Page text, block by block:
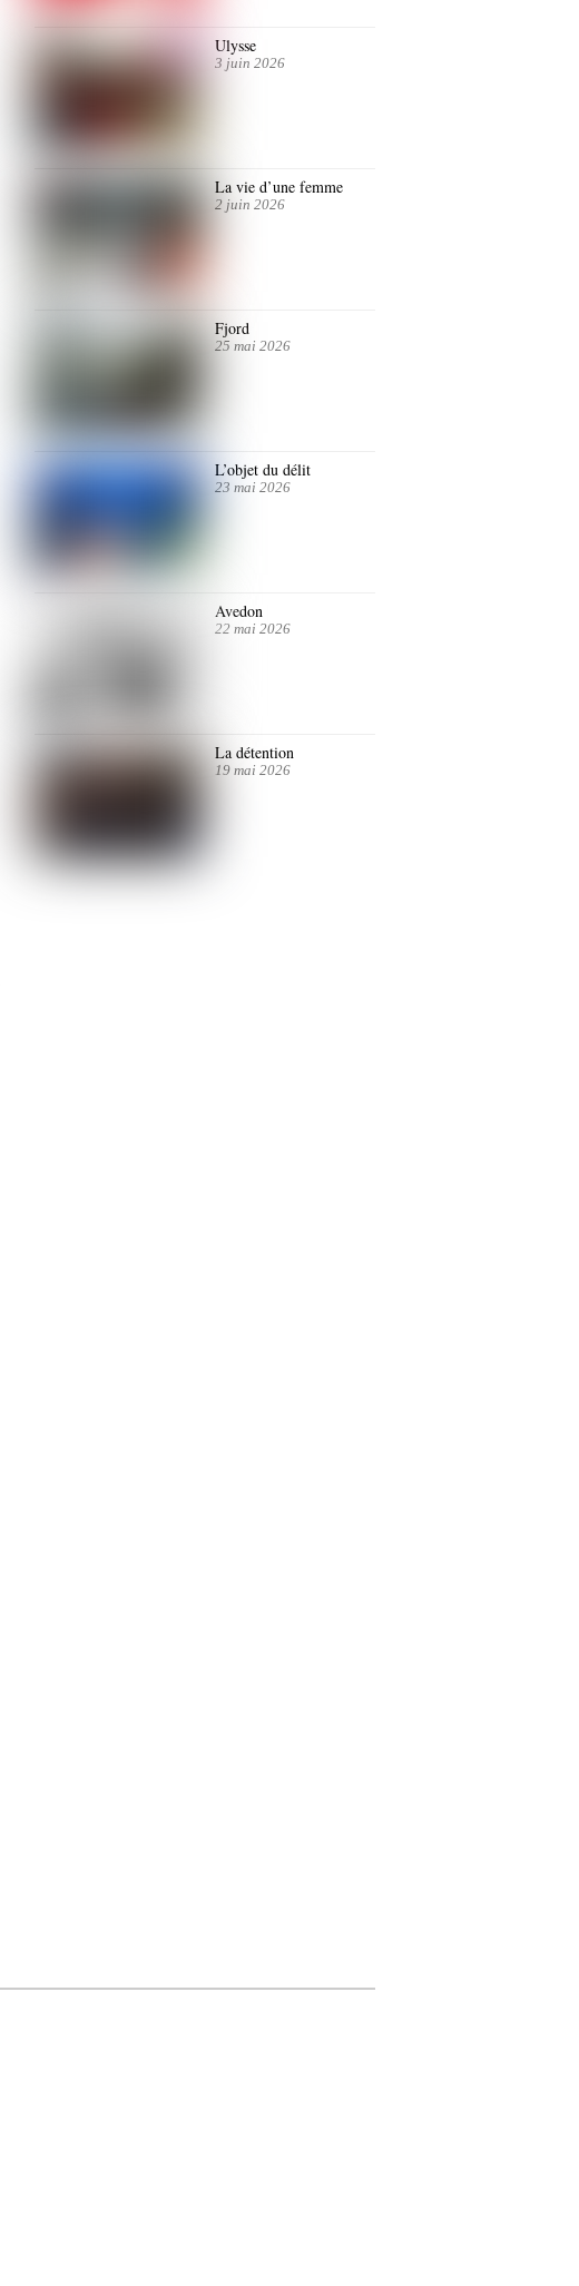
Ulysse
3 juin 2026
La vie d’une femme
2 juin 2026
Fjord
25 mai 2026
L’objet du délit
23 mai 2026
Avedon
22 mai 2026
La détention
19 mai 2026